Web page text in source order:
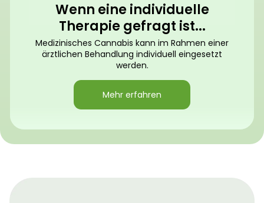
Wenn eine individuelle
Therapie gefragt ist...
Medizinisches Cannabis kann im Rahmen einer
ärztlichen Behandlung individuell eingesetzt
werden.
Mehr erfahren